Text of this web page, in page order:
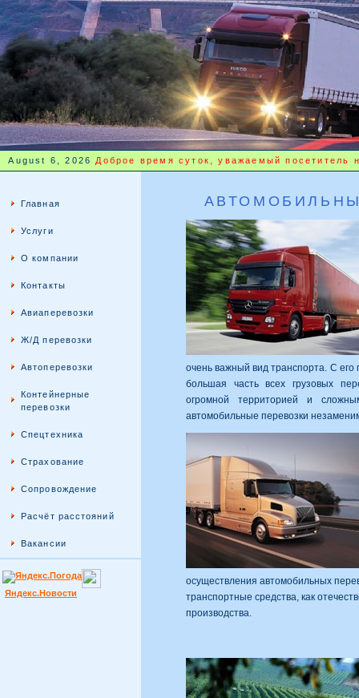
August 6, 2026 Доброе время суток, уважаемый посетитель
Главная
Услуги
О компании
Контакты
Авиаперевозки
Ж/Д перевозки
Автоперевозки
Контейнерные
перевозки
Спецтехника
Страхование
Сопровождение
Расчёт расстояний
Вакансии
Яндекс.Новости
очень важный вид транспорта. С
большая часть всех грузовых
огромной территорией и
автомобильные перевозки
осуществления автомобильных
транспортные средства, как
производства.